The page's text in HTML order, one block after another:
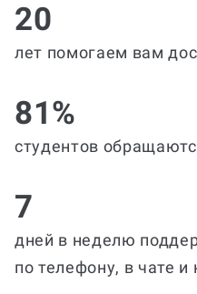
20
лет помогаем вам
81%
студентов
7
дней в неделю
по телефону, в чате и